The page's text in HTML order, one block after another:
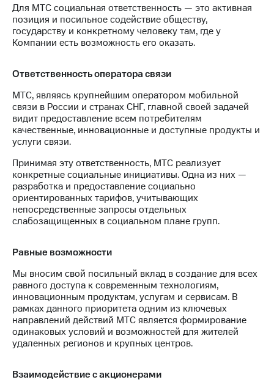
Уведомление
о
погашении
именных
Регистратор
Реквизиты
Контакты
развитие
деловая этика
На главную
Для МТС социальная ответственность — это активная
позиция и посильное содействие обществу,
государству и конкретному человеку там, где у
Компании есть возможность его оказать.
Ответственность оператора связи
МТС, являясь крупнейшим оператором мобильной
связи в России и странах СНГ, главной своей задачей
видит предоставление всем потребителям
качественные, инновационные и доступные продукты и
услуги связи.
Принимая эту ответственность, МТС реализует
конкретные социальные инициативы. Одна из них —
разработка и предоставление социально
ориентированных тарифов, учитывающих
непосредственные запросы отдельных
слабозащищенных в социальном плане групп.
Равные возможности
Мы вносим свой посильный вклад в создание для всех
равного доступа к современным технологиям,
инновационным продуктам, услугам и сервисам. В
рамках данного приоритета одним из ключевых
направлений действий МТС является формирование
одинаковых условий и возможностей для жителей
удаленных регионов и крупных центров.
Взаимодействие с акционерами